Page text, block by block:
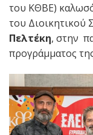
του ΚΘΒΕ)
του
Πελτέκη, στην
προγράμματος